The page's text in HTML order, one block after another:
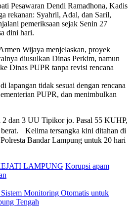
Pesawaran Dendi Ramadhona, Kadis
rekanan: Syahril, Adal, dan Saril,
pemeriksaan sejak Senin 27
dini hari.
Wijaya menjelaskan, proyek
diusulkan Dinas Perkim, namun
Dinas PUPR tanpa revisi rencana
lapangan tidak sesuai dengan rencana
PUPR, dan menimbulkan
2 dan 3 UU Tipikor jo. Pasal 55 KUHP,
berat. Kelima tersangka kini ditahan di
Bandar Lampung untuk 20 hari
LAMPUNG Korupsi apam
Monitoring Otomatis untuk
Tengah